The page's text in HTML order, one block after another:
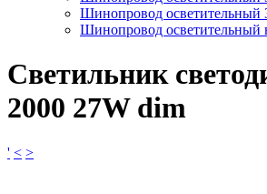
Шинопровод осветительный
Шинопровод осветительный
Светильник
2000 27W dim
' < >